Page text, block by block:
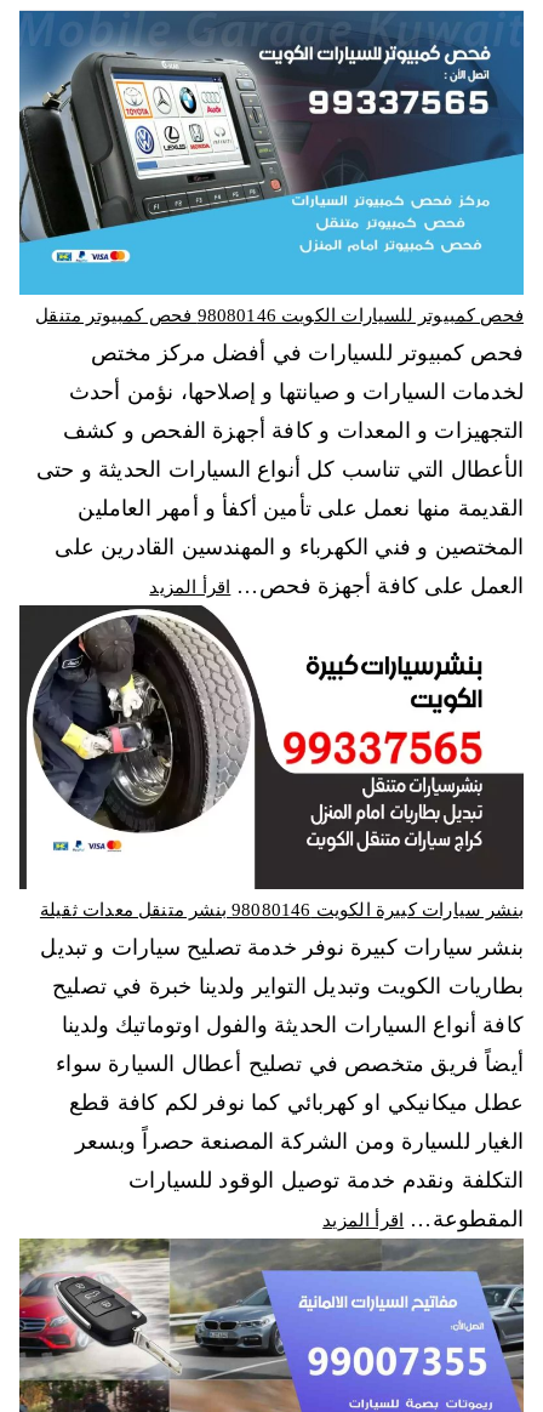
فحص كمبيوتر للسيارات الكويت 98080146‬ فحص كمبيوتر متنقل
فحص كمبيوتر للسيارات في أفضل مركز مختص
لخدمات السيارات و صيانتها و إصلاحها، نؤمن أحدث
التجهيزات و المعدات و كافة أجهزة الفحص و كشف
الأعطال التي تناسب كل أنواع السيارات الحديثة و حتى
القديمة منها نعمل على تأمين أكفأ و أمهر العاملين
المختصين و فني الكهرباء و المهندسين القادرين على
العمل على كافة أجهزة فحص…
اقرأ المزيد
بنشر سيارات كبيرة الكويت 98080146‬ بنشر متنقل معدات ثقيلة
بنشر سيارات كبيرة نوفر خدمة تصليح سيارات و تبديل
بطاريات الكويت وتبديل التواير ولدينا خبرة في تصليح
كافة أنواع السيارات الحديثة والفول اوتوماتيك ولدينا
أيضاً فريق متخصص في تصليح أعطال السيارة سواء
عطل ميكانيكي او كهربائي كما نوفر لكم كافة قطع
الغيار للسيارة ومن الشركة المصنعة حصراً وبسعر
التكلفة ونقدم خدمة توصيل الوقود للسيارات
المقطوعة…
اقرأ المزيد